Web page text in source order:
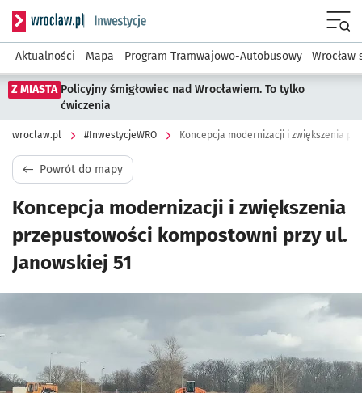
Serwis informacyjny wroclaw.pl podserwis:
Aktualności Mapa Program Tramwajowo-Autobusowy Wrocław
Z MIASTA Policyjny śmigłowiec nad Wrocławiem. To tylko
ćwiczenia
wroclaw.pl #InwestycjeWRO
Powrót do mapy
Koncepcja modernizacji i zwiększenia
przepustowości kompostowni przy ul.
Janowskiej 51